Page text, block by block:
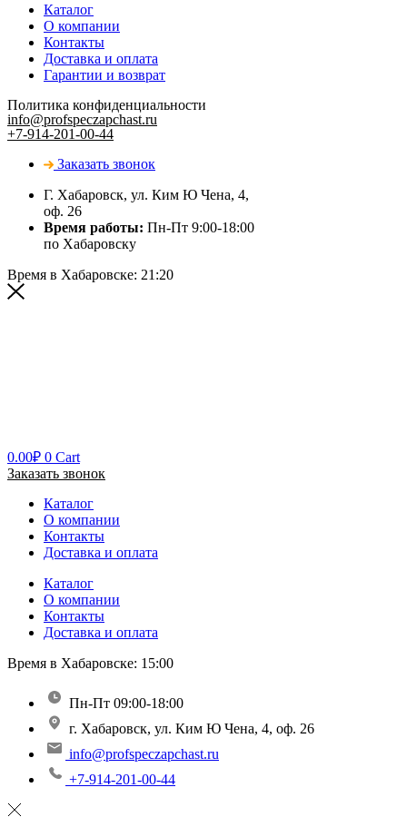
Каталог
О компании
Контакты
Доставка и оплата
Гарантии и возврат
Политика конфиденциальности
info@profspeczapchast.ru
+7-914-201-00-44
Заказать звонок
Г. Хабаровск, ул. Ким Ю Чена, 4,
оф. 26
Время работы: Пн-Пт 9:00-18:00
по Хабаровску
Время в Хабаровске: 21:20
0.00₽ 0 Cart
Заказать звонок
Каталог
О компании
Контакты
Доставка и оплата
Каталог
О компании
Контакты
Доставка и оплата
Время в Хабаровске: 15:00
Пн-Пт 09:00-18:00
г. Хабаровск, ул. Ким Ю Чена, 4, оф. 26
info@profspeczapchast.ru
+7-914-201-00-44